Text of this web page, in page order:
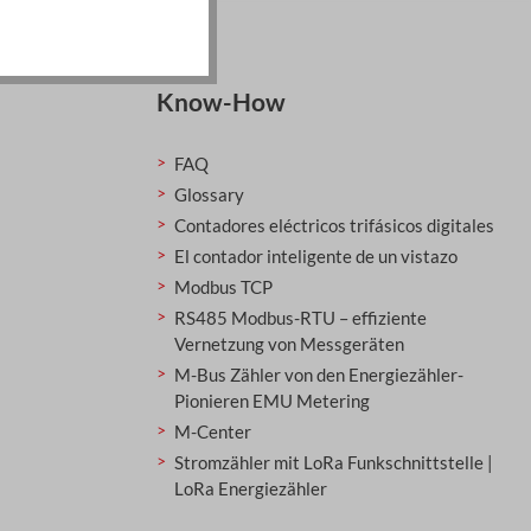
Know-How
FAQ
Glossary
Contadores eléctricos trifásicos digitales
El contador inteligente de un vistazo
Modbus TCP
RS485 Modbus-RTU – effiziente
Vernetzung von Messgeräten
M-Bus Zähler von den Energiezähler-
Pionieren EMU Metering
M-Center
Stromzähler mit LoRa Funkschnittstelle |
LoRa Energiezähler